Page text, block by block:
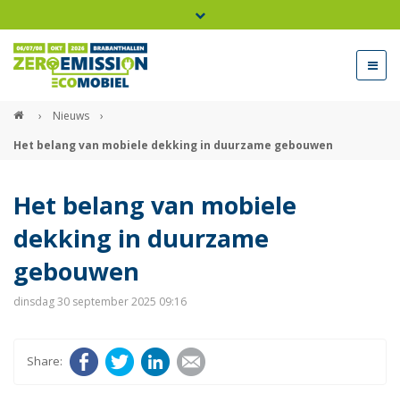
Bel ons voor info 0294 - 74 50 70
› Nieuws
›
Het belang van mobiele dekking in duurzame gebouwen
Het belang van mobiele
dekking in duurzame
gebouwen
dinsdag 30 september 2025 09:16
FacebookTwitter LinkedIn